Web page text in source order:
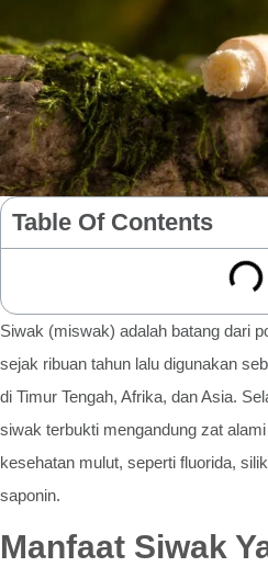
Table Of Contents
Siwak (miswak) adalah batang dari
sejak ribuan tahun lalu digunakan
di Timur Tengah, Afrika, dan Asia.
siwak terbukti mengandung zat
kesehatan mulut, seperti fluorida,
saponin.
Manfaat Siwak